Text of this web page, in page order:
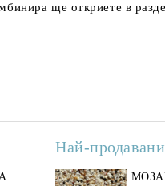
ще откриете в
Полиран
Най-продавани